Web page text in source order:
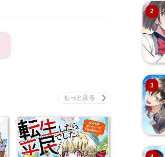
2
3